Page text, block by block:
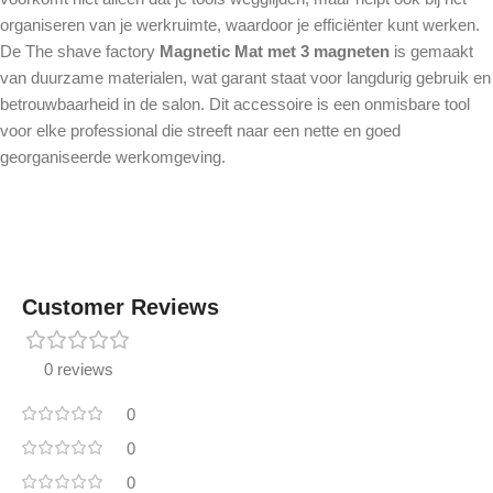
organiseren van je werkruimte, waardoor je efficiënter kunt werken.
De The shave factory Magnetic Mat met 3 magneten is gemaakt
van duurzame materialen, wat garant staat voor langdurig gebruik en
betrouwbaarheid in de salon. Dit accessoire is een onmisbare tool
voor elke professional die streeft naar een nette en goed
georganiseerde werkomgeving.
Customer Reviews
0 reviews
0
0
0